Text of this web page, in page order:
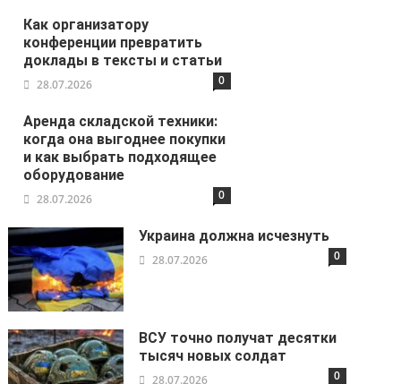
Как организатору
конференции превратить
доклады в тексты и статьи
28.07.2026 0
Аренда складской техники:
когда она выгоднее покупки
и как выбрать подходящее
оборудование
28.07.2026 0
Украина должна исчезнуть
28.07.2026 0
ВСУ точно получат десятки
тысяч новых солдат
28.07.2026 0